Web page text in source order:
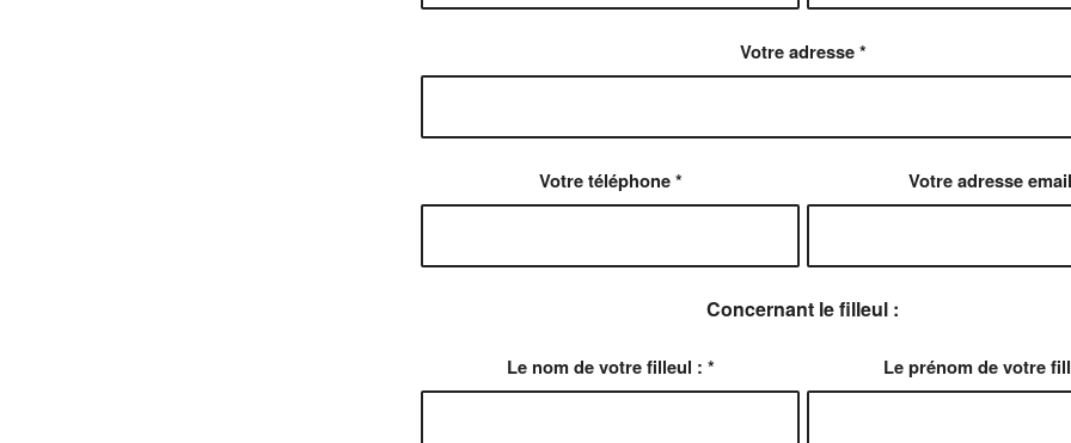
Votre adresse*
Votre téléphone* Votre adresse email
Concernant le filleul :
Le nom de votre filleul : * Le prénom de votre